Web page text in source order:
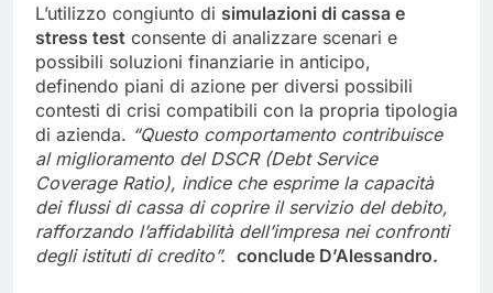
L’utilizzo congiunto di simulazioni di cassa e
stress test consente di analizzare scenari e
possibili soluzioni finanziarie in anticipo,
definendo piani di azione per diversi possibili
contesti di crisi compatibili con la propria tipologia
di azienda. “Questo comportamento contribuisce
al miglioramento del DSCR (Debt Service
Coverage Ratio), indice che esprime la capacità
dei flussi di cassa di coprire il servizio del debito,
rafforzando l’affidabilità dell’impresa nei confronti
degli istituti di credito”. conclude D’Alessandro.